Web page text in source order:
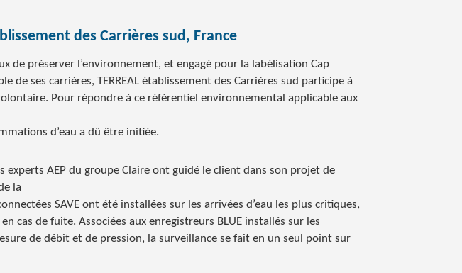
des Carrières sud, France
de préserver l’environnement, et engagé pour la labélisation Cap
de ses carrières, TERREAL établissement des Carrières sud participe à
Pour répondre à ce référentiel environnemental applicable aux
d’eau a dû être initiée.
experts AEP du groupe Claire ont guidé le client dans son projet de
la
SAVE ont été installées sur les arrivées d’eau les plus critiques,
cas de fuite. Associées aux enregistreurs BLUE installés sur les
de débit et de pression, la surveillance se fait en un seul point sur